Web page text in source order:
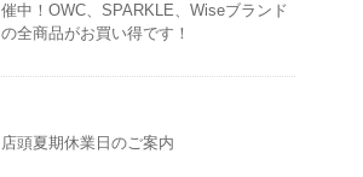
催中！OWC、SPARKLE、Wiseブランド
の全商品がお買い得です！
店頭夏期休業日のご案内